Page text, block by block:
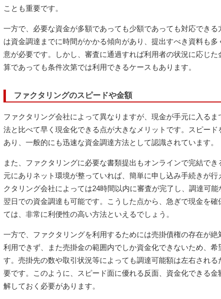
ことも重要です。
一方で、必要な資金が多額であっても少額であっても対応でき
は資金調達までに時間がかかる傾向があり、提出すべき資料も
意が必要です。しかし、審査に通過すれば利用者の状況に応じ
算であっても条件次第では利用できるケースもあります。
ファクタリングのスピードや金額
ファクタリング会社によって異なりますが、現金が手元に入る
法と比べて早く現金化できる点が大きなメリットです。スピー
あり、一般的にも迅速な資金調達方法として認識されています。
また、ファクタリングに必要な書類提出もオンラインで完結で
元にありネット環境が整っていれば、簡単に申し込み手続きが
クタリング会社によっては24時間以内に審査が完了し、調達可
翌日での資金調達も可能です。こうした点から、急ぎで現金を
ては、非常に利便性の高い方法といえるでしょう。
一方で、ファクタリングを利用するためには売掛債権の存在が
利用できず、また売掛金の範囲内でしか資金化できないため、
す。売掛先の数や取引状況等によっても調達可能額は左右され
要です。このように、スピード面に優れる反面、資金化できる
解しておく必要があります。